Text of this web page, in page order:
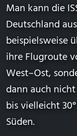
Man kann die
Deutschland
beispielsweise
ihre Flugroute
West–Ost,
dann auch
bis vielleicht 30°
Süden.